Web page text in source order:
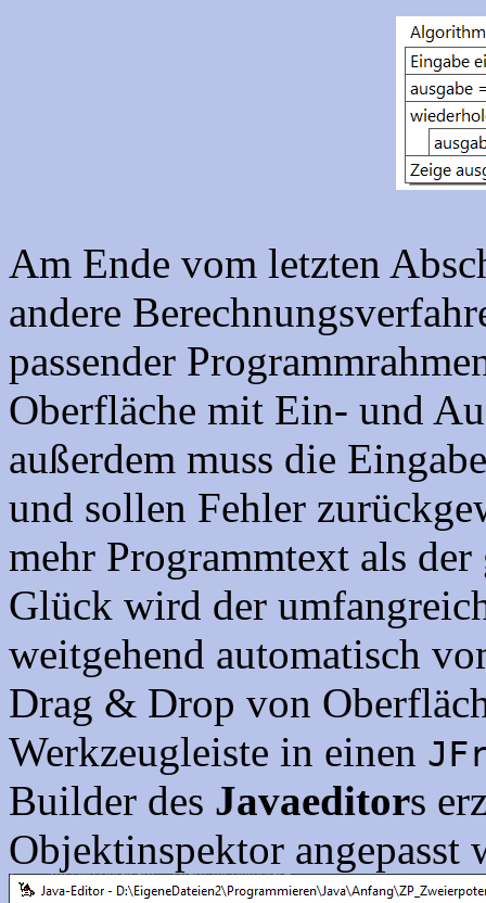
Am Ende vom letzten
andere
passender
Oberfläche mit Ein- und
außerdem muss die
und sollen Fehler
mehr Programmtext als
Glück wird der
weitgehend automatisch
Drag & Drop von
Werkzeugleiste in einen
Builder des Javaeditors
Objektinspektor angepasst